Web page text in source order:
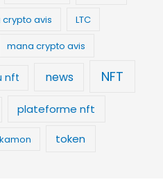
crypto avis
LTC
mana crypto avis
nft news NFT
plateforme nft
token